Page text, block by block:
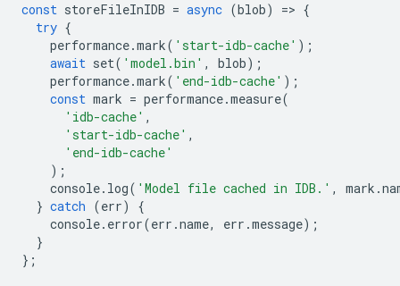
const storeFileInIDB = async (blob) => {
try {
performance.mark( 'start-idb-cache' );
await set( 'model.bin' , blob);
performance.mark( 'end-idb-cache' );
const mark = performance.measure(
'idb-cache' ,
'start-idb-cache' ,
'end-idb-cache'
);
console. log( 'Model file cached in IDB.' , mark .
} catch (err)
{
console. error(err .name, err .message);
}
};